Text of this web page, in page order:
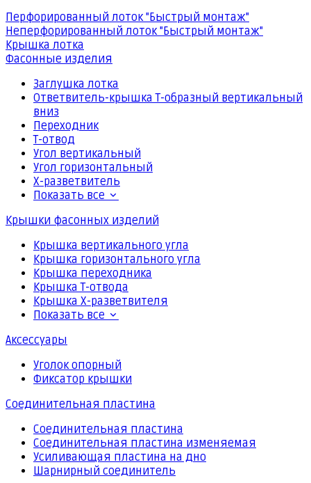
Перфорированный лоток "Быстрый монтаж"
Неперфорированный лоток "Быстрый монтаж"
Крышка лотка
Фасонные изделия
Заглушка лотка
Ответвитель-крышка Т-образный вертикальный
вниз
Переходник
Т-отвод
Угол вертикальный
Угол горизонтальный
Х-разветвитель
Показать все
Крышки фасонных изделий
Крышка вертикального угла
Крышка горизонтального угла
Крышка переходника
Крышка Т-отвода
Крышка Х-разветвителя
Показать все
Аксессуары
Уголок опорный
Фиксатор крышки
Соединительная пластина
Соединительная пластина
Соединительная пластина изменяемая
Усиливающая пластина на дно
Шарнирный соединитель